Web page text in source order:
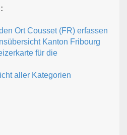
Ort Cousset (FR) erfassen
Kanton Fribourg
für die
aller Kategorien